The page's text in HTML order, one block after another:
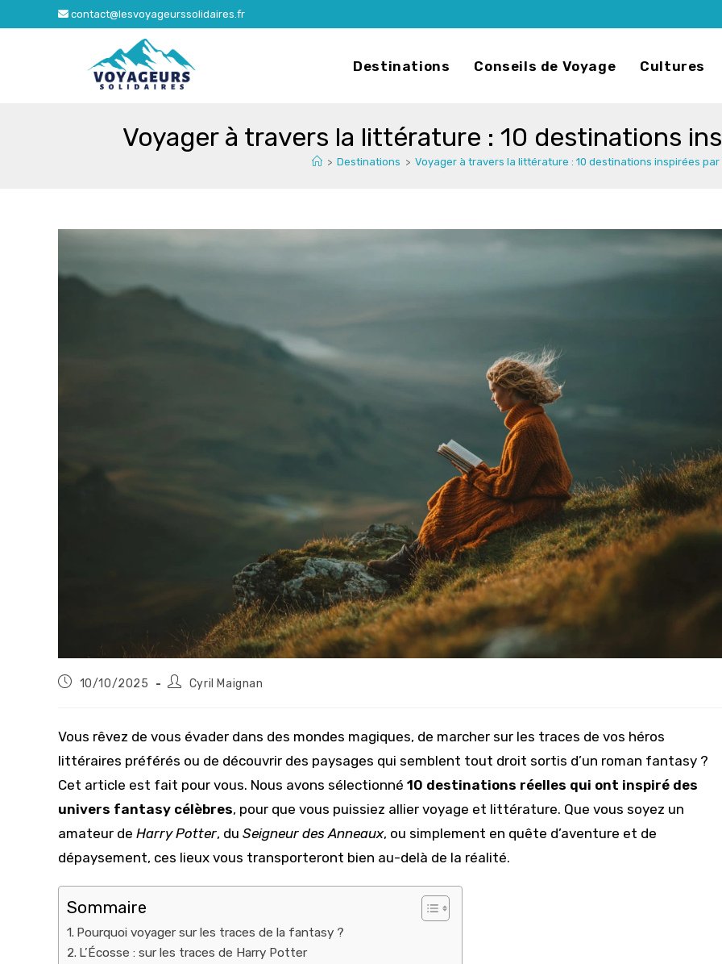
to
contact@lesvoyageurssolidaires.fr
Destinations Conseils de Voyage Cultures
Voyager à travers la littérature : 10 destinations
> Destinations > Voyager à travers la littérature : 10 destinations inspirées
Publication
10/10/2025
Auteur/autrice
Cyril Maignan
Vous rêvez de vous évader dans des mondes magiques, de marcher sur les traces de vos héros
littéraires préférés ou de découvrir des paysages qui semblent tout droit sortis d’un roman fantasy ?
Cet article est fait pour vous. Nous avons sélectionné 10 destinations réelles qui ont inspiré des
univers fantasy célèbres, pour que vous puissiez allier voyage et littérature. Que vous soyez un
amateur de Harry Potter, du Seigneur des Anneaux, ou simplement en quête d’aventure et de
dépaysement, ces lieux vous transporteront bien au-delà de la réalité.
Sommaire
Pourquoi voyager sur les traces de la fantasy ?
L’Écosse : sur les traces de Harry Potter